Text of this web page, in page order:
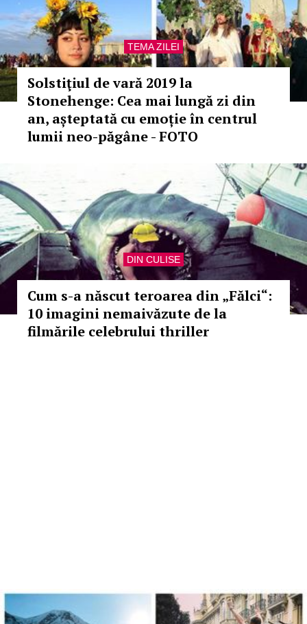
TEMA ZILEI
Solstiţiul de vară 2019 la
Stonehenge: Cea mai lungă zi din
an, așteptată cu emoție în centrul
lumii neo-păgâne - FOTO
DIN CULISE
Cum s-a născut teroarea din „Fălci“:
10 imagini nemaivăzute de la
filmările celebrului thriller